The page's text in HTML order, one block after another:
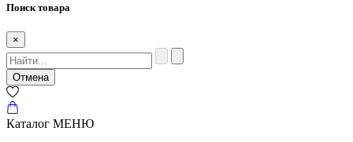
Поиск товара
×
Отмена
Каталог МЕНЮ